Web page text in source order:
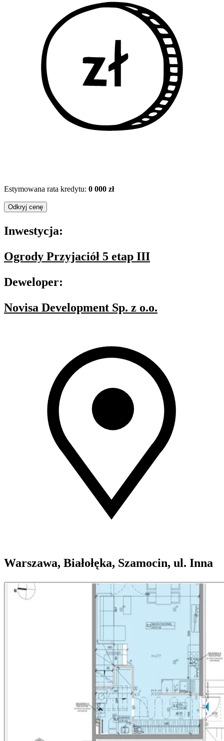
Estymowana rata kredytu: 0 000 zł
Odkryj cenę
Inwestycja:
Ogrody Przyjaciół 5 etap III
Deweloper:
Novisa Development Sp. z o.o.
Warszawa, Białołęka, Szamocin, ul. Inna